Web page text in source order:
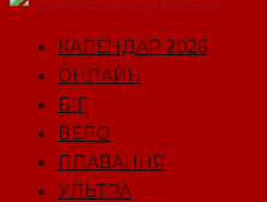
КАЛЕНДАР 2026
ОНЛАЙН
БІГ
ВЕЛО
ПЛАВАННЯ
УЛЬТРА